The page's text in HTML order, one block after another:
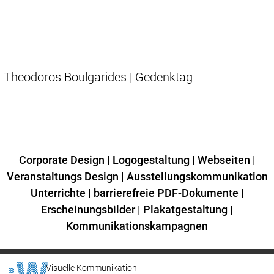
Theodoros Boulgarides | Gedenktag
Corporate Design | Logogestaltung| Webseiten |
Veranstaltungs Design | Ausstellungskommunikation
Unterrichte | barrierefreie PDF-Dokumente |
Erscheinungsbilder | Plakatgestaltung |
Kommunikationskampagnen
:Visuelle Kommunikation